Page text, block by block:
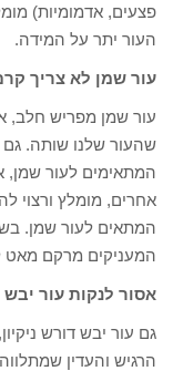
פצעים, אדמומיות)
העור יתר על המידה.
עור שמן לא צריך
עור שמן מפריש חלב,
שהעור שלנו שותה. גם
המתאימים לעור שמן,
אחרים, מומלץ ורצוי
המתאים לעור שמן.
המעניקים מרקם מאט
אסור לנקות עור
גם עור יבש דורש
הרגיש והעדין